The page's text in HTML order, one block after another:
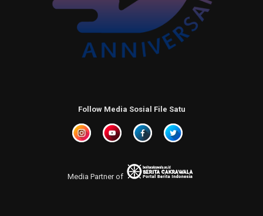
Follow Media Sosial File Satu
Media Partner of